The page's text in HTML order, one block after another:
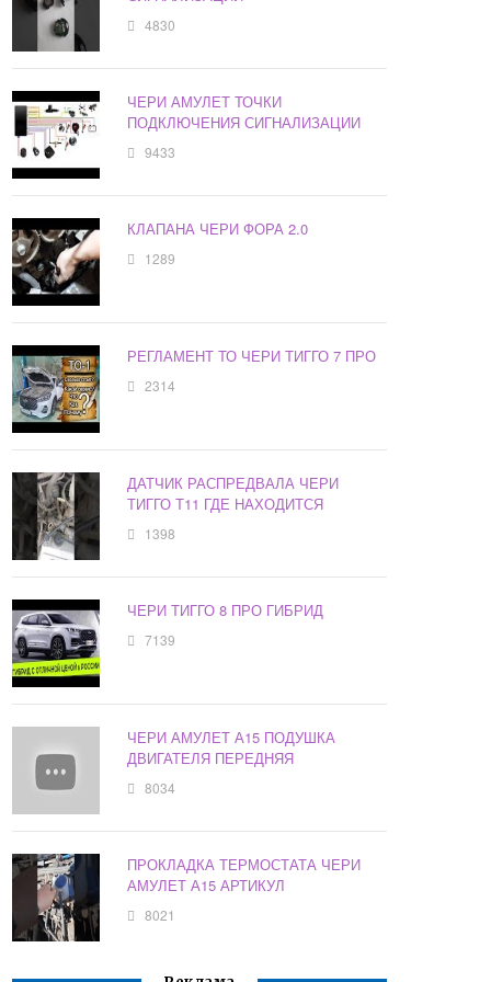
4830
ЧЕРИ АМУЛЕТ ТОЧКИ
ПОДКЛЮЧЕНИЯ СИГНАЛИЗАЦИИ
9433
КЛАПАНА ЧЕРИ ФОРА 2.0
1289
РЕГЛАМЕНТ ТО ЧЕРИ ТИГГО 7 ПРО
2314
ДАТЧИК РАСПРЕДВАЛА ЧЕРИ
ТИГГО Т11 ГДЕ НАХОДИТСЯ
1398
ЧЕРИ ТИГГО 8 ПРО ГИБРИД
7139
ЧЕРИ АМУЛЕТ А15 ПОДУШКА
ДВИГАТЕЛЯ ПЕРЕДНЯЯ
8034
ПРОКЛАДКА ТЕРМОСТАТА ЧЕРИ
АМУЛЕТ А15 АРТИКУЛ
8021